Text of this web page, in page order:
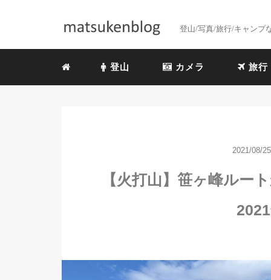
登山/写真/旅行/キャンプ
登山 カメラ 旅行
2021/08/25
【火打山】笹ヶ峰ルー